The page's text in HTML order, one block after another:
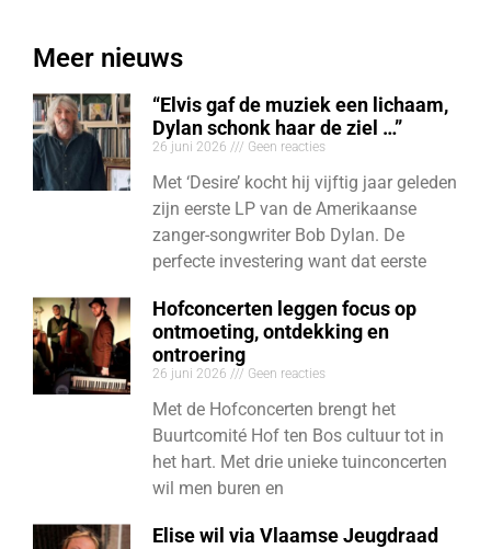
Meer nieuws
“Elvis gaf de muziek een lichaam,
Dylan schonk haar de ziel …”
26 juni 2026 Geen reacties
Met ‘Desire’ kocht hij vijftig jaar geleden
zijn eerste LP van de Amerikaanse
zanger-songwriter Bob Dylan. De
perfecte investering want dat eerste
Hofconcerten leggen focus op
ontmoeting, ontdekking en
ontroering
26 juni 2026 Geen reacties
Met de Hofconcerten brengt het
Buurtcomité Hof ten Bos cultuur tot in
het hart. Met drie unieke tuinconcerten
wil men buren en
Elise wil via Vlaamse Jeugdraad